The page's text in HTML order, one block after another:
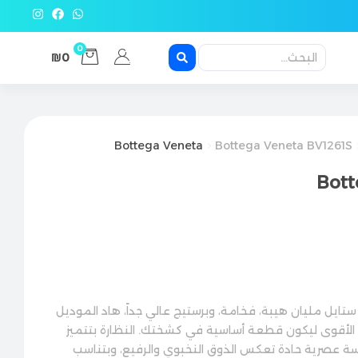
0
₪0
Bottega Veneta Bottega Veneta BV1261S
مليان هيبة، فخامة، وبرستيج عالي جداً، هاد الموديل
الأقوى ليكون قطعة أساسية في كشختك. النظارة بتتميز
عصرية حادة تعكس الذوق النخبوي والرفيع، وبتناسب